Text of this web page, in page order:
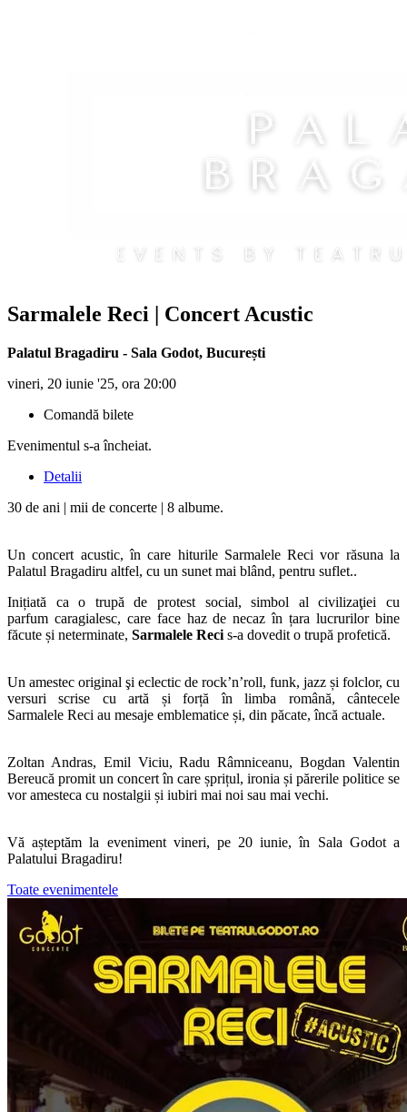
Sarmalele Reci | Concert Acustic
Palatul Bragadiru - Sala Godot, București
vineri, 20 iunie '25, ora 20:00
Comandă bilete
Evenimentul s-a încheiat.
Detalii
30 de ani | mii de concerte | 8 albume.
Un concert acustic, în care hiturile Sarmalele Reci vor răsuna la
Palatul Bragadiru altfel, cu un sunet mai blând, pentru suflet..
Inițiată ca o trupă de protest social, simbol al civilizaţiei cu
parfum caragialesc, care face haz de necaz în țara lucrurilor bine
făcute și neterminate, Sarmalele Reci s-a dovedit o trupă profetică.
Un amestec original şi eclectic de rock’n’roll, funk, jazz și folclor, cu
versuri scrise cu artă și forță în limba română, cântecele
Sarmalele Reci au mesaje emblematice și, din păcate, încă actuale.
Zoltan Andras, Emil Viciu, Radu Râmniceanu, Bogdan Valentin
Bereucă promit un concert în care șprițul, ironia și părerile politice se
vor amesteca cu nostalgii și iubiri mai noi sau mai vechi.
Vă așteptăm la eveniment vineri, pe 20 iunie, în Sala Godot a
Palatului Bragadiru!
Toate evenimentele